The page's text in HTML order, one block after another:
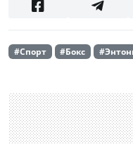
#Спорт #Бокс